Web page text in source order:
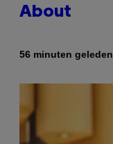
About
56 minuten geleden